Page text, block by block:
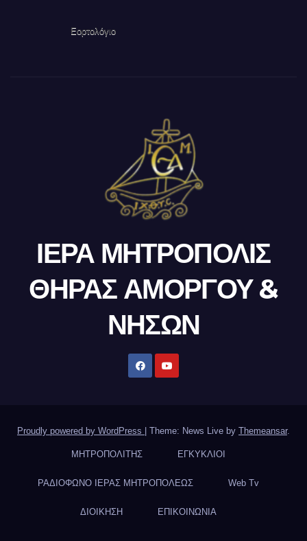
Εορτολόγιο
ΙΕΡΑ ΜΗΤΡΟΠΟΛΙΣ
ΘΗΡΑΣ ΑΜΟΡΓΟΥ &
ΝΗΣΩΝ
Proudly powered by WordPress Theme: News Live by Themeansar.
ΜΗΤΡΟΠΟΛΙΤΗΣ ΕΓΚΥΚΛΙΟΙ
ΡΑΔΙΟΦΩΝΟ ΙΕΡΑΣ ΜΗΤΡΟΠΟΛΕΩΣ Web Tv
ΔΙΟΙΚΗΣΗ ΕΠΙΚΟΙΝΩΝΙΑ